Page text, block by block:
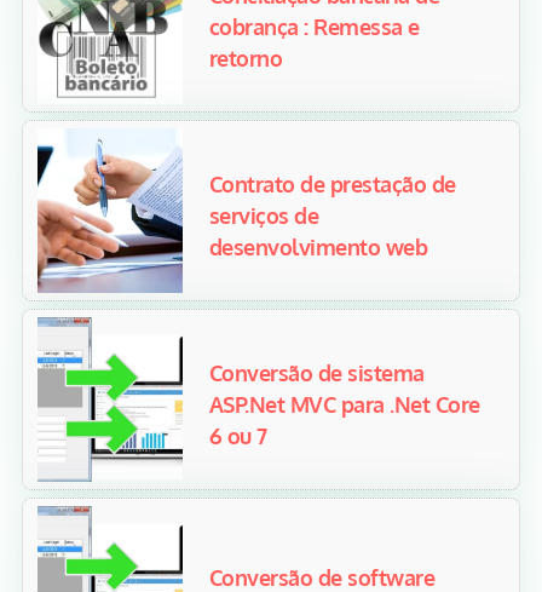
cobrança : Remessa e
retorno
Contrato de prestação de
serviços de
desenvolvimento web
Conversão de sistema
ASP.Net MVC para .Net Core
6 ou 7
Conversão de software